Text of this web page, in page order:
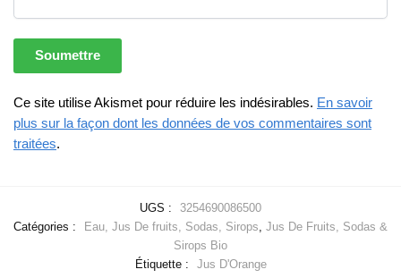
Ce site utilise Akismet pour réduire les indésirables. En savoir
plus sur la façon dont les données de vos commentaires sont
traitées.
UGS :
3254690086500
Catégories :
Eau, Jus De fruits, Sodas, Sirops, Jus De Fruits, Sodas &
Sirops Bio
Étiquette :
Jus D'Orange